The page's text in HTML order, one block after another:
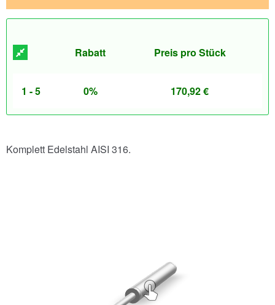
Rabatt Preis pro Stück
1 - 5 0% 170,92€
Komplett Edelstahl AISI 316.